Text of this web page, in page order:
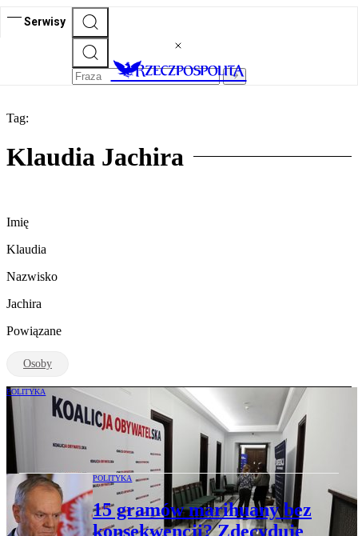
Serwisy
Tag:
Klaudia Jachira
Imię
Klaudia
Nazwisko
Jachira
Powiązane
Osoby
POLITYKA
Posłanka KO zawieszona w prawach
członka klubu. Podała powód decyzji
POLITYKA
15 gramów marihuany bez
konsekwencji? Zdecyduje